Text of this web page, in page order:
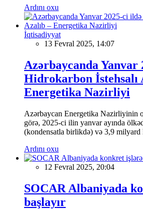
Ardını oxu
İqtisadiyyat
13 Fevral 2025, 14:07
Azərbaycanda Yanvar
Hidrokarbon İstehsalı
Energetika Nazirliyi
Azərbaycan Energetika Nazirliyinin
görə, 2025-ci ilin yanvar ayında
(kondensatla birlikdə) və 3,9 milyard
Ardını oxu
12 Fevral 2025, 20:04
SOCAR Albaniyada
başlayır